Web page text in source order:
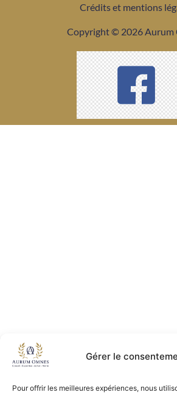
Gérer le
Pour offrir les meilleures expériences, nous
Crédits et mentions
Copyright © 2026 Aurum